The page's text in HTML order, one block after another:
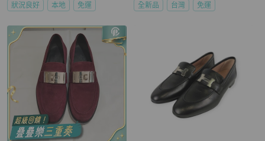
狀況良好 本地 免運 全新品 台灣 免運